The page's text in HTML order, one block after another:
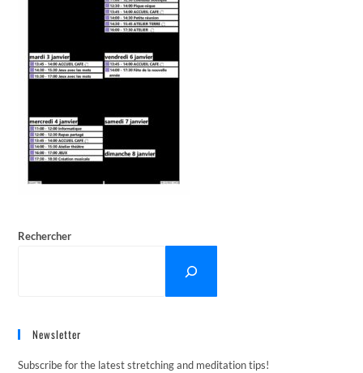
Rechercher
Newsletter
Subscribe for the latest stretching and meditation tips!